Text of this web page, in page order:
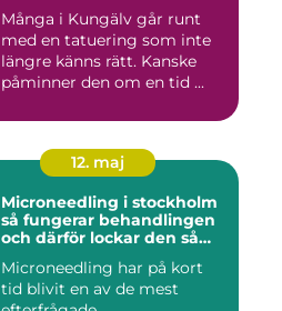
Många i Kungälv går runt
med en tatuering som inte
längre känns rätt. Kanske
påminner den om en tid ...
12. maj
Microneedling i stockholm
så fungerar behandlingen
och därför lockar den så
Microneedling har på kort
tid blivit en av de mest